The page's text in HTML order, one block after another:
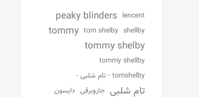
lencent
peaky blinders
shellby
tom shelby
tommy
tommy shelby
tommy shellby
tomshelby - تام شلبی -
تام شلبی جاروبرقی دایسون